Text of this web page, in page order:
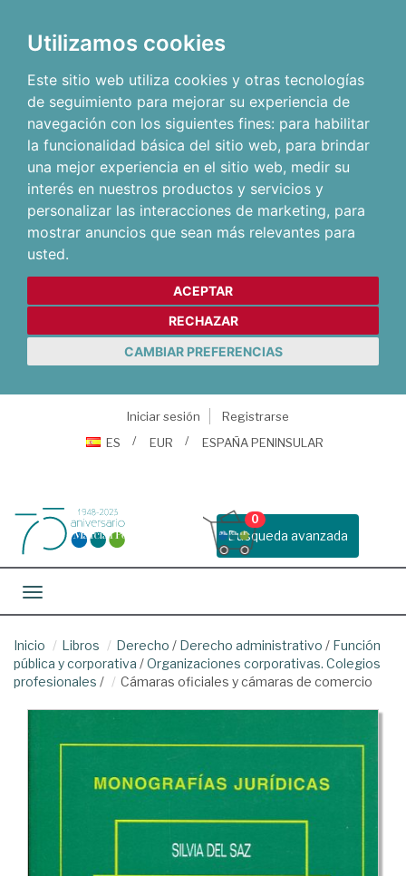
Utilizamos cookies
Este sitio web utiliza cookies y otras tecnologías
de seguimiento para mejorar su experiencia de
navegación con los siguientes fines: para habilitar
la funcionalidad básica del sitio web, para brindar
una mejor experiencia en el sitio web, medir su
interés en nuestros productos y servicios y
personalizar las interacciones de marketing, para
mostrar anuncios que sean más relevantes para
usted.
ACEPTAR
RECHAZAR
CAMBIAR PREFERENCIAS
Iniciar sesión
Registrarse
ES
EUR ESPAÑA PENINSULAR
Busqueda avanzada
0
Toggle navigation
Inicio Libros Derecho / Derecho administrativo / Función
pública y corporativa /Organizaciones corporativas. Colegios
profesionales / Cámaras oficiales y cámaras de comercio